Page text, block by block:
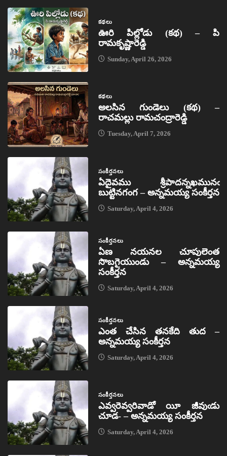
కథలు
ఊరి పిల్లోడు (కథ) – పి
రామకృష్ణారెడ్డి
Sunday, April 26, 2026
కథలు
అలసిన గుండెలు (కథ) –
రాచమల్లు రామచంద్రారెడ్డి
Tuesday, April 7, 2026
సంకీర్తనలు
ఏదైవము శ్రీపాదన్నఖమునఁ
బుట్టినగంగ – అన్నమయ్య సంకీర్తన
Saturday, April 4, 2026
సంకీర్తనలు
ఏణ నయనల చూపులెంత
సొబగైయుండు – అన్నమయ్య
సంకీర్తన
Saturday, April 4, 2026
సంకీర్తనలు
ఎంత చేసిన తనకేది తుద –
అన్నమయ్య సంకీర్తన
Saturday, April 4, 2026
సంకీర్తనలు
ఎవ్వరెవ్వరివాడో యీ జీవుఁడు
చూడ- – అన్నమయ్య సంకీర్తన
Saturday, April 4, 2026